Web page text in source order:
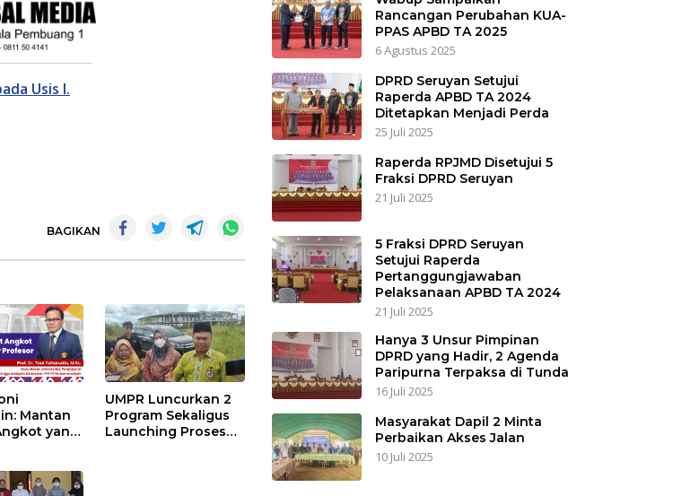
Usis I.
BAGIKAN
Mantan
yang
UMPR Luncurkan 2
Program Sekaligus
Launching Proses
Rancangan Perubahan KUA-
PPAS APBD TA 2025
6 Agustus 2025
DPRD Seruyan Setujui
Raperda APBD TA 2024
Ditetapkan Menjadi Perda
25 Juli 2025
Raperda RPJMD Disetujui 5
Fraksi DPRD Seruyan
21 Juli 2025
5 Fraksi DPRD Seruyan
Setujui Raperda
Pertanggungjawaban
Pelaksanaan APBD TA 2024
21 Juli 2025
Hanya 3 Unsur Pimpinan
DPRD yang Hadir, 2 Agenda
Paripurna Terpaksa di Tunda
16 Juli 2025
Masyarakat Dapil 2 Minta
Perbaikan Akses Jalan
10 Juli 2025